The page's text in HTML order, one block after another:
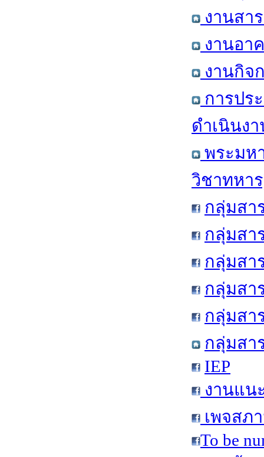
งานสา
งานอา
งานกิจ
การปร
ดำเนินง
พระมห
วิชาทหา
กลุ่มสา
กลุ่มสา
กลุ่มสา
กลุ่มสา
กลุ่มสา
กลุ่มสา
IEP
งานแน
เพจสภ
To be